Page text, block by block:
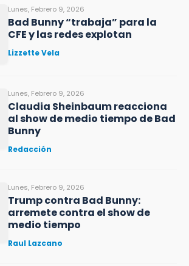
Lunes, Febrero 9, 2026
Bad Bunny “trabaja” para la
CFE y las redes explotan
Lizzette Vela
Lunes, Febrero 9, 2026
Claudia Sheinbaum reacciona
al show de medio tiempo de Bad
Bunny
Redacción
Lunes, Febrero 9, 2026
Trump contra Bad Bunny:
arremete contra el show de
medio tiempo
Raul Lazcano